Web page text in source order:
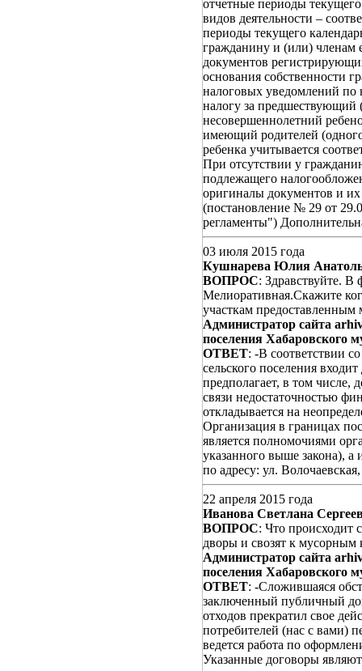
отчетные периоды
видов деятельности –
периоды текущего
гражданину и (или) членам
документов
основания собственности
налоговых уведомлений по
налогу за
несовершеннолетний
имеющий родителей
ребенка учитывается
При отсутствии у
подлежащего
оригиналы документов и
(постановление № 29 от
регламенты")
03 июля 2015 года
Кушнарева Юлия
ВОПРОС: Здравствуйте. В
Мелиоративная.Скажите
участкам
Администратор сайта
поселения Хабаровского
ОТВЕТ: -В соответствии
сельского поселения
предполагает, в том числе,
связи недостаточностью
откладывается на
Организация в границах
является полномочиями
указанного выше закона),
по адресу: ул.
22 апреля 2015 года
Иванова Светлана
ВОПРОС: Что происходит
дворы и свозят к мусорным
Администратор сайта
поселения Хабаровского
ОТВЕТ: -Сложившаяся
заключенный публичный
отходов прекратил свое
потребителей (нас с вами)
ведется работа по
Указанные договоры